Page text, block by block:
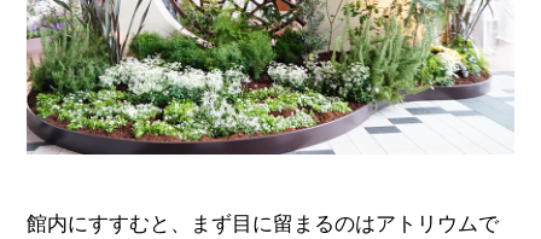
館内にすすむと、まず目に留まるのはアトリウムで